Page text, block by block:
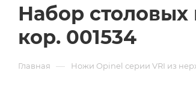
Набор столовых
кор. 001534
Главная — Ножи Opinel серии VRI из